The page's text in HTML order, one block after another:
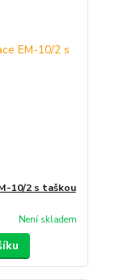
10/2 s taškou
Není skladem